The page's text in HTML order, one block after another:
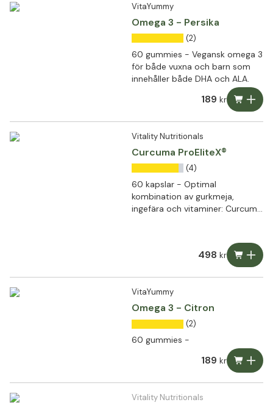
VitaYummy
Omega 3 - Persika
(2)
60 gummies - Vegansk omega 3
för både vuxna och barn som
innehåller både DHA och ALA.
189 kr
Vitality Nutritionals
Curcuma ProEliteX®
(4)
60 kapslar - Optimal
kombination av gurkmeja,
ingefära och vitaminer: Curcuma
498 kr
VitaYummy
Omega 3 - Citron
(2)
60 gummies -
189 kr
Vitality Nutritionals